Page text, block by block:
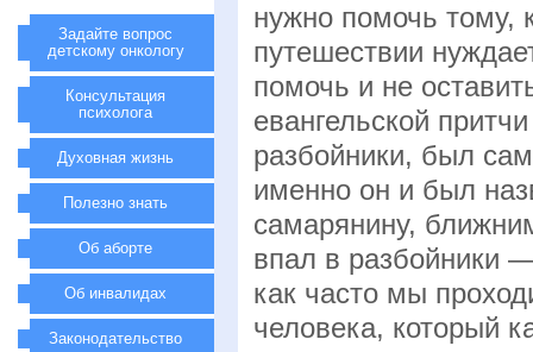
нужно помочь тому,
путешествии
помочь и не
евангельской
разбойники, был
именно он и был
самарянину,
впал в разбойники
как часто мы
человека, который
Задайте вопрос
детскому онкологу
Консультация
психолога
Духовная жизнь
Полезно знать
Об аборте
Об инвалидах
Законодательство